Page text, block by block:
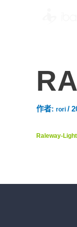
作者: rori /
Raleway-Light